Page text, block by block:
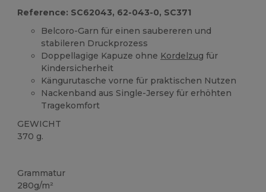
Reference: SC62043, 62-043-0, SC371
Belcoro-Garn für einen saubereren und
stabileren Druckprozess
Doppellagige Kapuze ohne Kordelzug für
Kindersicherheit
Kängurutasche vorne für praktischen Nutzen
Nackenband aus Single-Jersey für erhöhten
Tragekomfort
GEWICHT
370 g.
Grammatur
280g/m²